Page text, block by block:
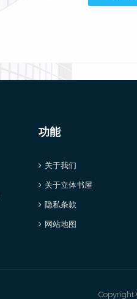
功能
关于我们
关于立体书屋
隐私条款
网站地图
Copyright